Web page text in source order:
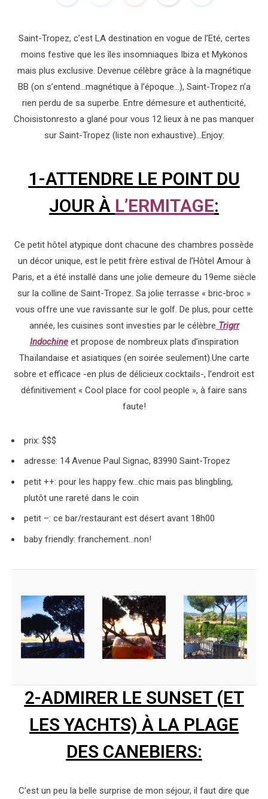
Saint-Tropez, c’est LA destination en vogue de l’Eté, certes
moins festive que les îles insomniaques Ibiza et Mykonos
mais plus exclusive. Devenue célèbre grâce à la magnétique
BB (on s’entend…magnétique à l’époque…), Saint-Tropez n’a
rien perdu de sa superbe. Entre démesure et authenticité,
Choisistonresto a glané pour vous 12 lieux à ne pas manquer
sur Saint-Tropez (liste non exhaustive)…Enjoy:
1-ATTENDRE LE POINT DU
JOUR À L’ERMITAGE:
Ce petit hôtel atypique dont chacune des chambres possède
un décor unique, est le petit frère estival de l’Hôtel Amour à
Paris, et a été installé dans une jolie demeure du 19eme siècle
sur la colline de Saint-Tropez. Sa jolie terrasse « bric-broc »
vous offre une vue ravissante sur le golf. De plus, pour cette
année, les cuisines sont investies par le célèbre Trigrr
Indochineet propose de nombreux plats d’inspiration
Thaïlandaise et asiatiques (en soirée seulement).Une carte
sobre et efficace -en plus de délicieux cocktails-, l’endroit est
définitivement « Cool place for cool people », à faire sans
faute!
prix: $$$
adresse: 14 Avenue Paul Signac, 83990 Saint-Tropez
petit ++: pour les happy few…chic mais pas blingbling,
plutôt une rareté dans le coin
petit –: ce bar/restaurant est désert avant 18h00
baby friendly: franchement…non!
2-ADMIRER LE SUNSET (ET
LES YACHTS) À LA PLAGE
DES CANEBIERS:
C’est un peu la belle surprise de mon séjour, il faut dire que